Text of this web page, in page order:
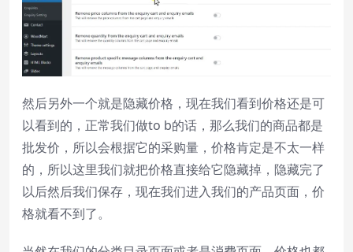
然后另外一个就是隐藏价格，现在我们看到价格还是可
以看到的，正常我们做to b的话，那么我们的商品都是
批发价，所以会根据它的采购量，价格肯定是不太一样
的，所以这里我们就把价格直接给它隐藏掉，隐藏完了
以后然后我们保存，现在我们进入我们的产品页面，价
格就看不到了。